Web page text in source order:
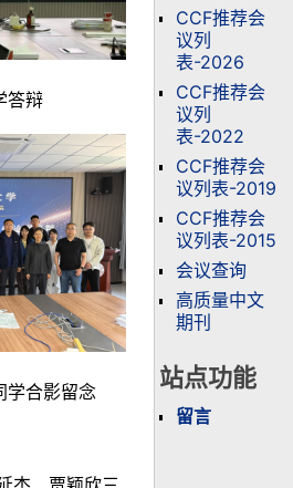
答辩
学合影留念
CCF推荐会
议列
表-2026
CCF推荐会
议列
表-2022
CCF推荐会
议列表-2019
CCF推荐会
议列表-2015
会议查询
高质量中文
期刊
站点功能
留言